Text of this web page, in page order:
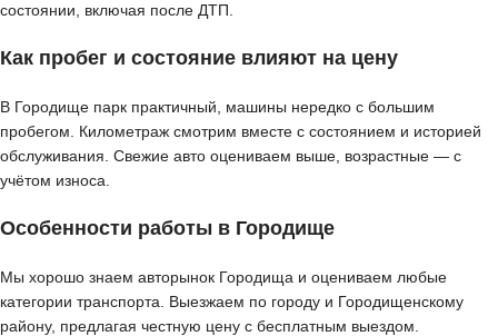
состоянии, включая после ДТП.
Как пробег и состояние влияют на цену
В Городище парк практичный, машины нередко с большим
пробегом. Километраж смотрим вместе с состоянием и историей
обслуживания. Свежие авто оцениваем выше, возрастные — с
учётом износа.
Особенности работы в Городище
Мы хорошо знаем авторынок Городища и оцениваем любые
категории транспорта. Выезжаем по городу и Городищенскому
району, предлагая честную цену с бесплатным выездом.